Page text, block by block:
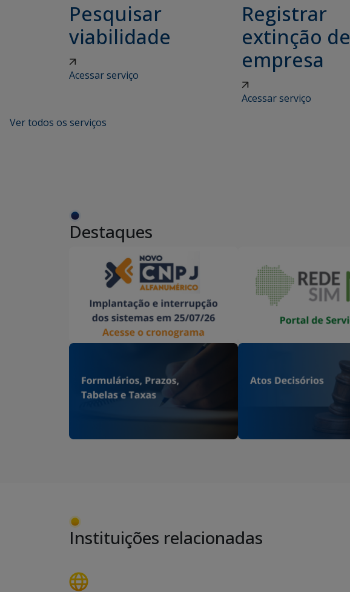
Pesquisar
viabilidade
Acessar serviço
Registrar
extinção de
empresa
Acessar serviço
Ver todos os serviços
Destaques
Instituições relacionadas